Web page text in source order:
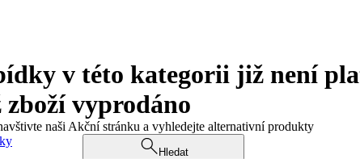
v této kategorii již není
zboží vyprodáno
naši Akční stránku a vyhledejte alternativní produkty
Hledat